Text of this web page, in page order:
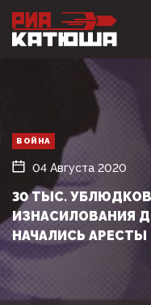
ВОЙНА
04 Августа 2020
30 ТЫС.
ИЗНАСИЛОВАНИЯ
НАЧАЛИСЬ